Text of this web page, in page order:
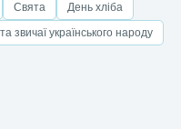
Свята
День хліба
звичаї українського народу